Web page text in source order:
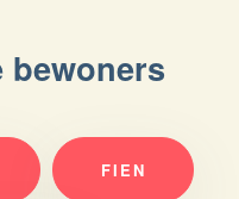
bewoners
FIEN